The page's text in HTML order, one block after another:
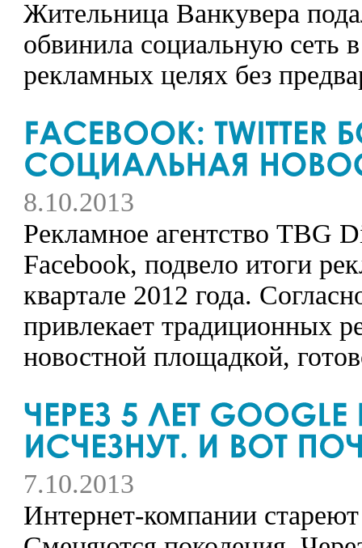
Жительница Ванкувера
обвинила социальную сеть
рекламных целях без
8.10.2013
Рекламное агентство TBG
Facebook, подвело итоги
квартале 2012 года.
привлекает традиционных
новостной площадкой,
7.10.2013
Интернет-компании